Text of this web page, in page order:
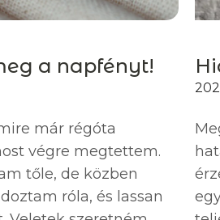
a napfényt!
már régóta
végre megtettem.
tőle, de közben
róla, és lassan